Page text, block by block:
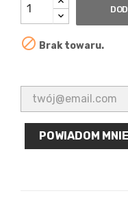
 Brak towaru.
POWIADOM